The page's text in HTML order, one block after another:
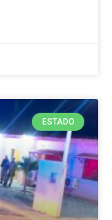
ESTADO